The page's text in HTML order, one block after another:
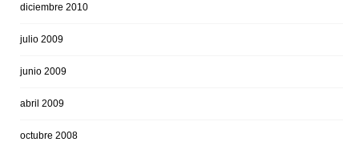
diciembre 2010
julio 2009
junio 2009
abril 2009
octubre 2008